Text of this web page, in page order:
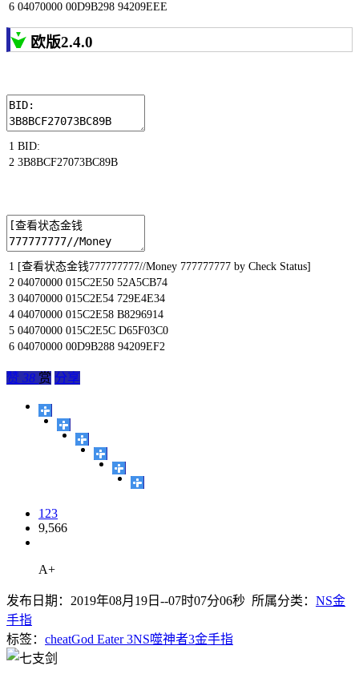
6 04070000 00D9B298 94209EEE
欧版2.4.0
1
2
BID:
3B8BCF27073BC89B
1
2
3
4
5
6
[查看状态金钱777777777//Money 777777777 by Check Status]
04070000 015C2E50 52A5CB74
04070000 015C2E54 729E4E34
04070000 015C2E58 B8296914
04070000 015C2E5C D65F03C0
04070000 00D9B288 94209EF2
赞 38 赏 分享
123
9,566
A+
发布日期：2019年08月19日--07时07分06秒 所属分类： NS金
手指
标签： cheatGod Eater 3NS噬神者3金手指